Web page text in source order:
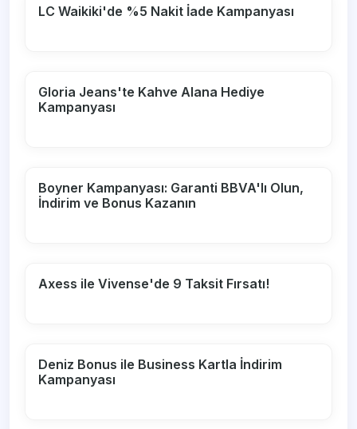
LC Waikiki'de %5 Nakit İade Kampanyası
Gloria Jeans'te Kahve Alana Hediye
Kampanyası
Boyner Kampanyası: Garanti BBVA'lı Olun,
İndirim ve Bonus Kazanın
Axess ile Vivense'de 9 Taksit Fırsatı!
Deniz Bonus ile Business Kartla İndirim
Kampanyası